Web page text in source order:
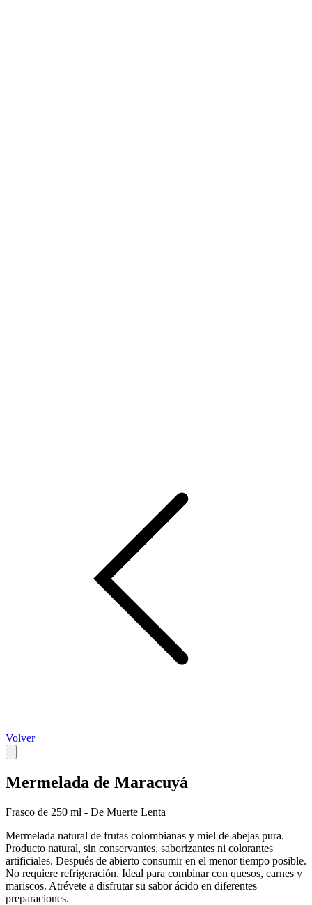
Volver
Mermelada de Maracuyá
Frasco de 250 ml - De Muerte Lenta
Mermelada natural de frutas colombianas y miel de abejas pura.
Producto natural, sin conservantes, saborizantes ni colorantes
artificiales. Después de abierto consumir en el menor tiempo posible.
No requiere refrigeración. Ideal para combinar con quesos, carnes y
mariscos. Atrévete a disfrutar su sabor ácido en diferentes
preparaciones.